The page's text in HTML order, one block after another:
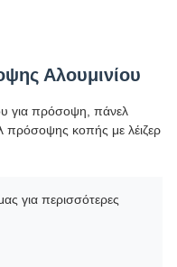
Αλουμινίου
για πρόσοψη, πάνελ
πρόσοψης κοπής με λέιζερ
για περισσότερες